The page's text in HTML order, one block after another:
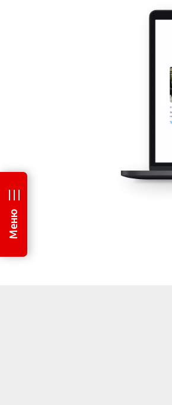
Меню